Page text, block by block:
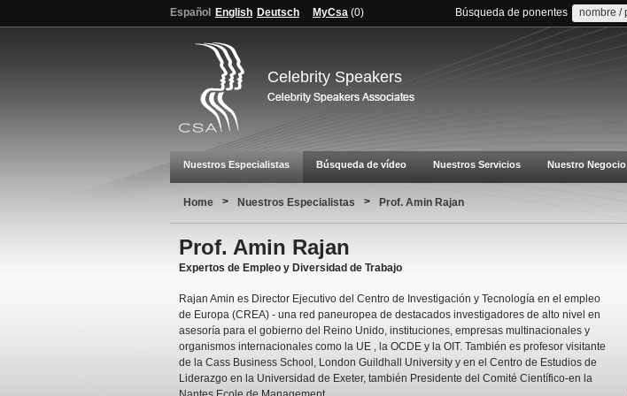
Español English Deutsch MyCsa (0) Búsqueda de ponentes
Celebrity Speakers
Nuestros Especialistas Búsqueda de vídeo Nuestros Servicios Nuestro Negocio
Home > Nuestros Especialistas > Prof. Amin Rajan
Prof. Amin Rajan
Expertos de Empleo y Diversidad de Trabajo
Rajan Amin es Director Ejecutivo del Centro de Investigación y Tecnología en el empleo
de Europa (CREA) - una red paneuropea de destacados investigadores de alto nivel en
asesoría para el gobierno del Reino Unido, instituciones, empresas multinacionales y
organismos internacionales como la UE , la OCDE y la OIT. También es profesor visitante
de la Cass Business School, London Guildhall University y en el Centro de Estudios de
Liderazgo en la Universidad de Exeter, también Presidente del Comité Científico-en la